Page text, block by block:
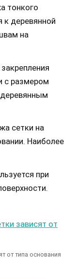
тонкого
к деревянной
на
с размером
сетки на
Наиболее
при
от типа основания